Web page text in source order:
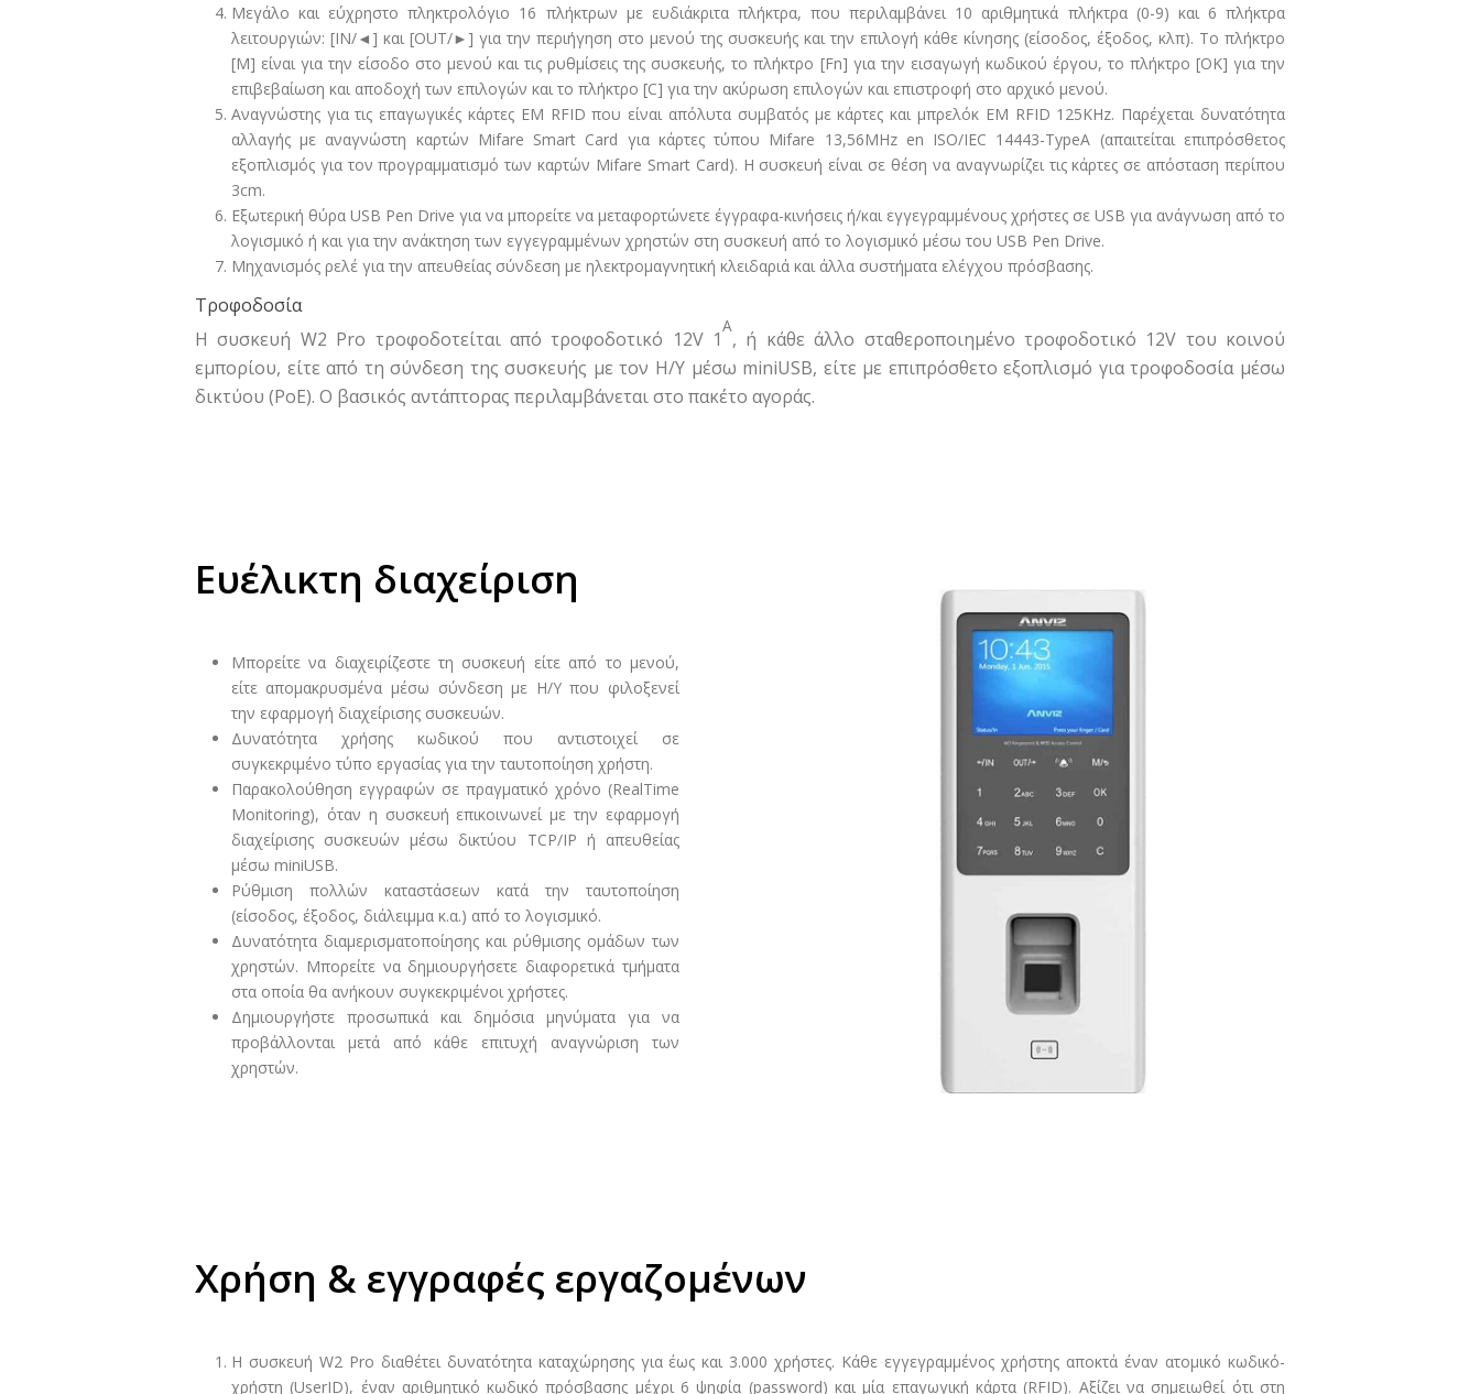
Μεγάλο και εύχρηστο πληκτρολόγιο 16 πλήκτρων με ευδιάκριτα πλήκτρα, που περιλαμβάνει 10 αριθμητικά πλήκτρα (0-9) και 6 πλήκτρα
λειτουργιών: [IN/◄] και [OUT/►] για την περιήγηση στο μενού της συσκευής και την επιλογή κάθε κίνησης (είσοδος, έξοδος, κλπ). Το πλήκτρο
[M] είναι για την είσοδο στο μενού και τις ρυθμίσεις της συσκευής, το πλήκτρο [Fn] για την εισαγωγή κωδικού έργου, το πλήκτρο [OK] για την
επιβεβαίωση και αποδοχή των επιλογών και το πλήκτρο [C] για την ακύρωση επιλογών και επιστροφή στο αρχικό μενού.
Αναγνώστης για τις επαγωγικές κάρτες EM RFID που είναι απόλυτα συμβατός με κάρτες και μπρελόκ EM RFID 125KHz. Παρέχεται δυνατότητα
αλλαγής με αναγνώστη καρτών Mifare Smart Card για κάρτες τύπου Mifare 13,56MHz en ISO/IEC 14443-TypeA (απαιτείται επιπρόσθετος
εξοπλισμός για τον προγραμματισμό των καρτών Mifare Smart Card). Η συσκευή είναι σε θέση να αναγνωρίζει τις κάρτες σε απόσταση περίπου
3cm.
Εξωτερική θύρα USB Pen Drive για να μπορείτε να μεταφορτώνετε έγγραφα-κινήσεις ή/και εγγεγραμμένους χρήστες σε USB για ανάγνωση από το
λογισμικό ή και για την ανάκτηση των εγγεγραμμένων χρηστών στη συσκευή από το λογισμικό μέσω του USB Pen Drive.
Μηχανισμός ρελέ για την απευθείας σύνδεση με ηλεκτρομαγνητική κλειδαριά και άλλα συστήματα ελέγχου πρόσβασης.
Τροφοδοσία
Η συσκευή W2 Pro τροφοδοτείται από τροφοδοτικό 12V 1
Α
, ή κάθε άλλο σταθεροποιημένο τροφοδοτικό 12V του κοινού
εμπορίου, είτε από τη σύνδεση της συσκευής με τον Η/Υ μέσω miniUSB, είτε με επιπρόσθετο εξοπλισμό για τροφοδοσία μέσω
δικτύου (PoE). Ο βασικός αντάπτορας περιλαμβάνεται στο πακέτο αγοράς.
Ευέλικτη διαχείριση
Μπορείτε να διαχειρίζεστε τη συσκευή είτε από το μενού,
είτε απομακρυσμένα μέσω σύνδεση με Η/Υ που φιλοξενεί
την εφαρμογή διαχείρισης συσκευών.
Δυνατότητα χρήσης κωδικού που αντιστοιχεί σε
συγκεκριμένο τύπο εργασίας για την ταυτοποίηση χρήστη.
Παρακολούθηση εγγραφών σε πραγματικό χρόνο (RealTime
Monitoring), όταν η συσκευή επικοινωνεί με την εφαρμογή
διαχείρισης συσκευών μέσω δικτύου TCP/IP ή απευθείας
μέσω miniUSB.
Ρύθμιση πολλών καταστάσεων κατά την ταυτοποίηση
(είσοδος, έξοδος, διάλειμμα κ.α.) από το λογισμικό.
Δυνατότητα διαμερισματοποίησης και ρύθμισης ομάδων των
χρηστών. Μπορείτε να δημιουργήσετε διαφορετικά τμήματα
στα οποία θα ανήκουν συγκεκριμένοι χρήστες.
Δημιουργήστε προσωπικά και δημόσια μηνύματα για να
προβάλλονται μετά από κάθε επιτυχή αναγνώριση των
χρηστών.
Χρήση & εγγραφές εργαζομένων
Η συσκευή W2 Pro διαθέτει δυνατότητα καταχώρησης για έως και 3.000 χρήστες. Κάθε εγγεγραμμένος χρήστης αποκτά έναν ατομικό κωδικό-
χρήστη (UserID), έναν αριθμητικό κωδικό πρόσβασης μέχρι 6 ψηφία (password) και μία επαγωγική κάρτα (RFID). Αξίζει να σημειωθεί ότι στη